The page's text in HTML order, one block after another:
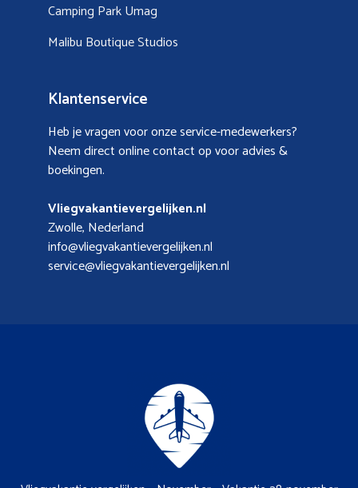
Camping Park Umag
Malibu Boutique Studios
Klantenservice
Heb je vragen voor onze service-medewerkers?
Neem direct online contact op voor advies &
boekingen.
Vliegvakantievergelijken.nl
Zwolle, Nederland
info@vliegvakantievergelijken.nl
service@vliegvakantievergelijken.nl